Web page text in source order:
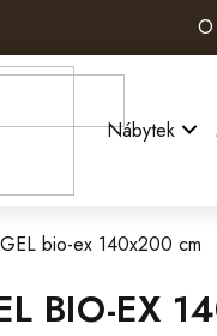
O
Nábytek
bio-ex 140x200 cm
BIO-EX